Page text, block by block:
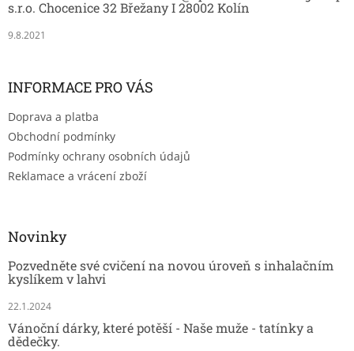
s
s.r.o. Chocenice 32 Břežany I 28002 Kolín
9.8.2021
INFORMACE PRO VÁS
Doprava a platba
Obchodní podmínky
Podmínky ochrany osobních údajů
Reklamace a vrácení zboží
Novinky
Pozvedněte své cvičení na novou úroveň s inhalačním
kyslíkem v lahvi
22.1.2024
Vánoční dárky, které potěší - Naše muže - tatínky a
dědečky.